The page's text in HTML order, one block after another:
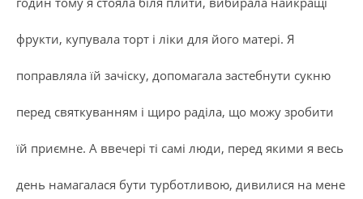
фрукти, купувала торт і ліки для його матері. Я
поправляла їй зачіску, допомагала застебнути сукню
перед святкуванням і щиро раділа, що можу зробити
їй приємне. А ввечері ті самі люди, перед якими я весь
день намагалася бути турботливою, дивилися на мене